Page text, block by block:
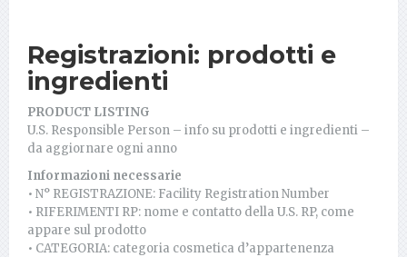
Registrazioni: prodotti e
ingredienti
PRODUCT LISTING
U.S. Responsible Person – info su prodotti e ingredienti –
da aggiornare ogni anno
Informazioni necessarie
• N° REGISTRAZIONE: Facility Registration Number
• RIFERIMENTI RP: nome e contatto della U.S. RP, come
appare sul prodotto
• CATEGORIA: categoria cosmetica d’appartenenza